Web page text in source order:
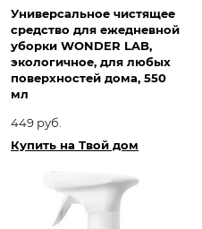
Универсальное чистящее
средство для ежедневной
уборки WONDER LAB,
экологичное, для любых
поверхностей дома, 550
мл
449 руб.
Купить на Твой дом